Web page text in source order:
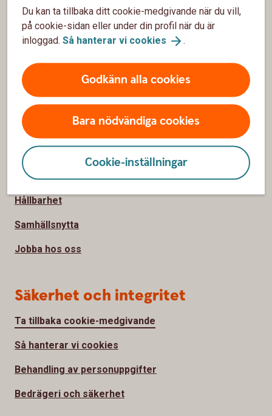
Du kan ta tillbaka ditt cookie-medgivande när du vill,
på cookie-sidan eller under din profil när du är
inloggad. Så hanterar vi cookies .
Godkänn alla cookies
Bara nödvändiga cookies
Cookie-inställningar
Kundservice
Spärrhjälp
Bli kund
Priser, räntor och kurser
Om oss
Om Sparbanken Spira
Hållbarhet
Samhällsnytta
Jobba hos oss
Säkerhet och integritet
Ta tillbaka cookie-medgivande
Så hanterar vi cookies
Behandling av personuppgifter
Bedrägeri och säkerhet